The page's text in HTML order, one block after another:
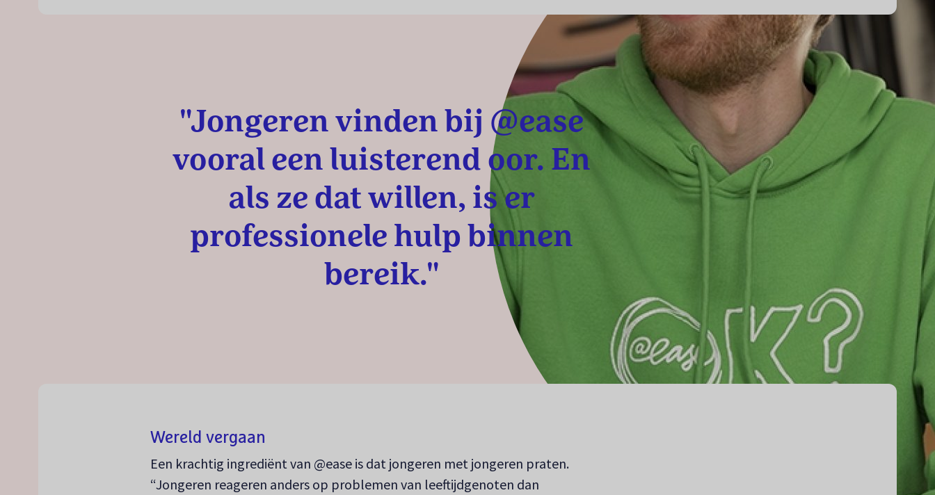
"Jongeren vinden bij @ease
vooral een luisterend oor. En
als ze dat willen, is er
professionele hulp binnen
bereik."
Wereld vergaan
Een krachtig ingrediënt van @ease is dat jongeren met jongeren praten.
“Jongeren reageren anders op problemen van leeftijdgenoten dan